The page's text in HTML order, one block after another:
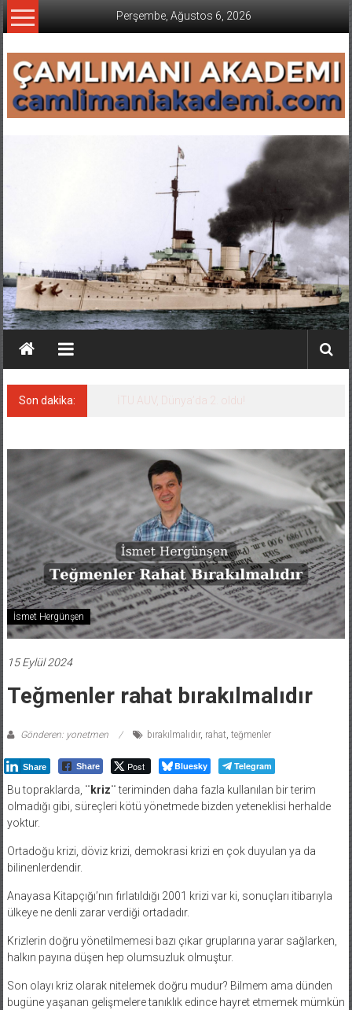
İçeriğe
geç
Perşembe, Ağustos 6, 2026
Son dakika: LNG taşımacılığında maliyetler katlandı
İsmet Hergünşen
15 Eylül 2024
Teğmenler rahat bırakılmalıdır
Gönderen: yonetmen bırakılmalıdır, rahat, teğmenler
Share Share Post Bluesky Telegram
Bu topraklarda, ¨kriz¨teriminden daha fazla kullanılan bir terim
olmadığı gibi, süreçleri kötü yönetmede bizden yeteneklisi herhalde
yoktur.
Ortadoğu krizi, döviz krizi, demokrasi krizi en çok duyulan ya da
bilinenlerdendir.
Anayasa Kitapçığı’nın fırlatıldığı 2001 krizi var ki, sonuçları itibarıyla
ülkeye ne denli zarar verdiği ortadadır.
Krizlerin doğru yönetilmemesi bazı çıkar gruplarına yarar sağlarken,
halkın payına düşen hep olumsuzluk olmuştur.
Son olayı kriz olarak nitelemek doğru mudur? Bilmem ama dünden
bugüne yaşanan gelişmelere tanıklık edince hayret etmemek mümkün